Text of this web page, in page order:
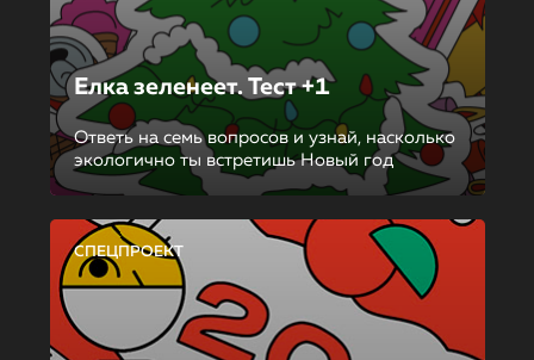
Елка зеленеет. Тест +1
Ответь на семь вопросов и узнай, насколько
экологично ты встретишь Новый год
СПЕЦПРОЕКТ